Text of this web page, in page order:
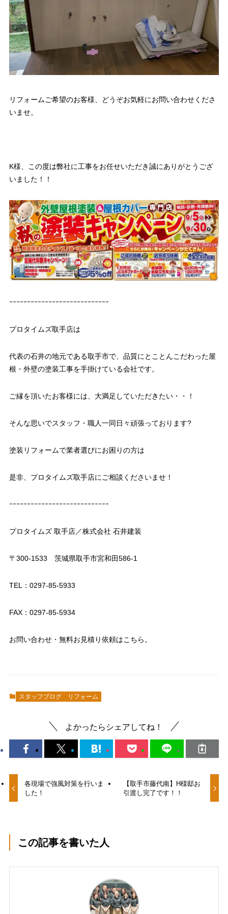
リフォームご希望のお客様、どうぞお気軽にお問い合わせくださ
いませ。
K様、この度は弊社に工事をお任せいただき誠にありがとうござ
いました！！
ｰｰｰｰｰｰｰｰｰｰｰｰｰｰｰｰｰｰｰｰｰｰｰｰｰｰｰｰ
プロタイムズ取手店は
代表の石井の地元である取手市で、品質にとことんこだわった屋
根・外壁の塗装工事を手掛けている会社です。
ご縁を頂いたお客様には、大満足していただきたい・・！
そんな思いでスタッフ・職人一同日々頑張っております?
塗装リフォームで業者選びにお困りの方は
是非、プロタイムズ取手店にご相談くださいませ！
ｰｰｰｰｰｰｰｰｰｰｰｰｰｰｰｰｰｰｰｰｰｰｰｰｰｰｰｰ
プロタイムズ 取手店／株式会社 石井建装
〒300-1533 茨城県取手市宮和田586-1
TEL：0297-85-5933
FAX：0297-85-5934
お問い合わせ・無料お見積り依頼はこちら。
スタッフブログ リフォーム
よかったらシェアしてね！
各現場で強風対策を行いま
した！
【取手市藤代南】H様邸お
引渡し完了です！！
この記事を書いた人